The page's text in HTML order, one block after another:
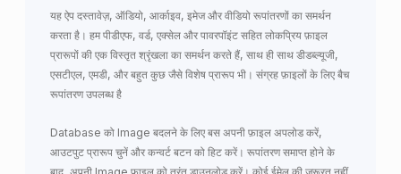
यह ऐप दस्तावेज़, ऑडियो, आर्काइव, इमेज और वीडियो रूपांतरणों का समर्थन
करता है। हम पीडीएफ, वर्ड, एक्सेल और पावरपॉइंट सहित लोकप्रिय फ़ाइल
प्रारूपों की एक विस्तृत श्रृंखला का समर्थन करते हैं, साथ ही साथ डीडब्ल्यूजी,
एसटीएल, एमडी, और बहुत कुछ जैसे विशेष प्रारूप भी। संग्रह फ़ाइलों के लिए बैच
रूपांतरण उपलब्ध है
Database को Image बदलने के लिए बस अपनी फ़ाइल अपलोड करें,
आउटपुट प्रारूप चुनें और कन्वर्ट बटन को हिट करें। रूपांतरण समाप्त होने के